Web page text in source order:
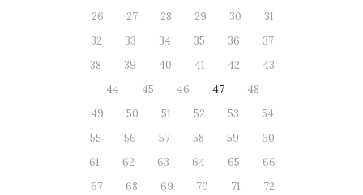
26
27 28 29 30
31
32
33 34 35 36
37
38
39 40 41 42
43
44
45 46 47
48
49
50 51 52 53
54
55
56 57 58 59
60
61
62 63 64 65
66
67
68 69 70 71
72